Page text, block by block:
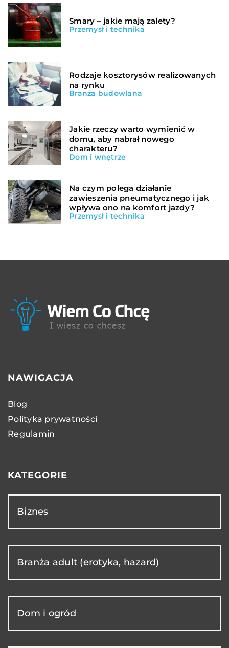
Smary – jakie mają zalety?
Przemysł i technika
Rodzaje kosztorysów realizowanych
na rynku
Branża budowlana
Jakie rzeczy warto wymienić w
domu, aby nabrał nowego
charakteru?
Dom i wnętrze
Na czym polega działanie
zawieszenia pneumatycznego i jak
wpływa ono na komfort jazdy?
Przemysł i technika
NAWIGACJA
Blog
Polityka prywatności
Regulamin
KATEGORIE
Biznes
Branża adult (erotyka, hazard)
Dom i ogród